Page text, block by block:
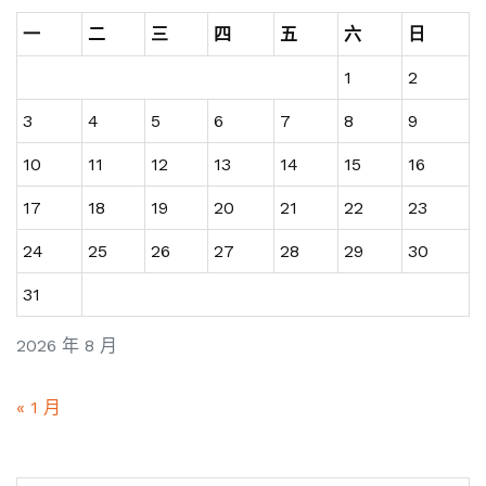
2026 年 8 月
一 二 三 四 五 六 日
1 2
3 4 5 6 7 8 9
10 11 12 13 14 15 16
17 18 19 20 21 22 23
24 25 26 27 28 29 30
31
« 1 月